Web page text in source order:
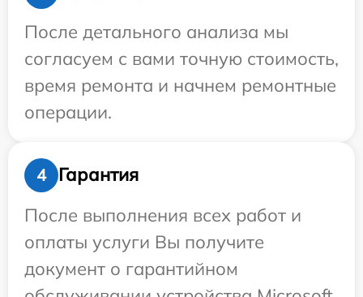
После детального анализа мы
согласуем с вами точную стоимость,
время ремонта и начнем ремонтные
операции.
4
Гарантия
После выполнения всех работ и
оплаты услуги Вы получите
документ о гарантийном